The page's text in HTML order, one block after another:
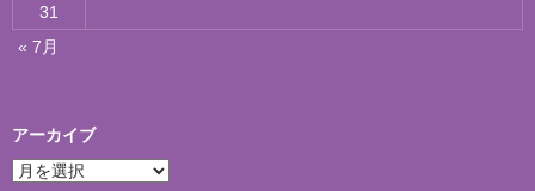
31
« 7月
アーカイブ
ア